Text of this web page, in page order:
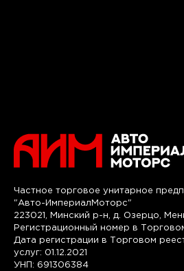
Частное торговое унитарное
"Авто-ИмпериалМоторс"
223021, Минский р-н, д. Озерцо,
Регистрационный номер в
Дата регистрации в Торговом
услуг: 01.12.2021
УНП: 691306384